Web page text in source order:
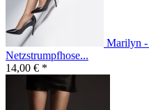
Marilyn -
Netzstrumpfhose...
14,00 € *